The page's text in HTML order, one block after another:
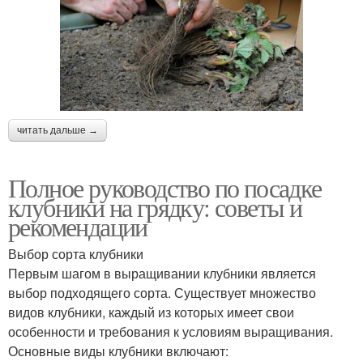
читать дальше →
Полное руководство по посадке
клубники на грядку: советы и
рекомендации
Выбор сорта клубники
Первым шагом в выращивании клубники является
выбор подходящего сорта. Существует множество
видов клубники, каждый из которых имеет свои
особенности и требования к условиям выращивания.
Основные виды клубники включают: